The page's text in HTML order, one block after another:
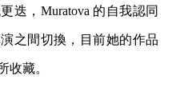
迭，Muratova 的自我認同
之間切換，目前她的作品
收藏。